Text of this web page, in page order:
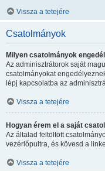
Vissza a tetejére
Csatolmányok
Milyen csatolmányok
Az adminisztrátorok saját
csatolmányokat
lépj kapcsolatba az
Vissza a tetejére
Hogyan érem el a saját
Az általad feltöltött
vezérlőpultra, és kövesd a
Vissza a tetejére